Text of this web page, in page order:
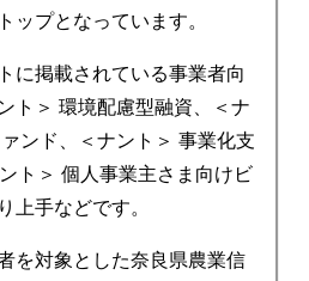
ップとなっています。
に掲載されている事業者向
ト＞ 環境配慮型融資、＜ナ
ンド、＜ナント＞ 事業化支
ト＞ 個人事業主さま向けビ
上手などです。
を対象とした奈良県農業信